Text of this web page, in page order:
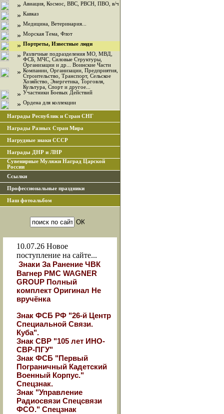
» Авиация, Космос, ВВС, РВСН, ПВО, в/ч
» Кавказ
» Медицина, Ветеринария...
» Морская Тема, Флот
» Портреты, Известные люди
» Различные подразделения МО, МВД,
ФСБ, МЧС, Силовые Структуры,
Организации и др... Воинские Части
» Компании, Организации, Предприятия,
Строительство, Транспорт, Сельское
Хозяйство, Энергетика, Торговля,
Культура, Спорт и другое...
» Участники Боевых Действий
» Ордена для коллекции
Награды Республик и Стран СНГ
Награды Разных Стран Мира
Нагрудные знаки СССР
Награды ДНР и ЛНР
Сувенирные Муляжи Наград Царской
России
Ссылки
Профессиональные праздники
Наш фотоальбом
10.07.26 Новое
поступление на сайте...
Знаки За Ранение ЧВК
Вагнер РМС WAGNER
GROUP Полный
комплект Оригинал Не
вручёнка
Знак ФСБ РФ "26-й Центр
Специальной Связи.
Куба".
Знак СВР "105 лет ИНО-
СВР-ПГУ"
Знак ФСБ "Первый
Пограничный Кадетский
Военный Корпус."
Спецзнак.
Знак "Управление
Радиосвязи Спецсвязи
ФСО." Спецзнак